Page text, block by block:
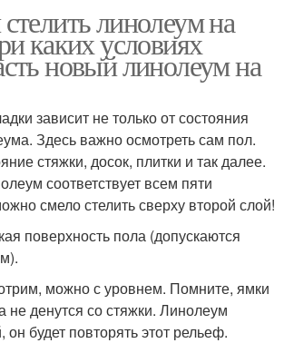
линолеум на
каких условиях
новый линолеум на
зависит не только от состояния
Здесь важно осмотреть сам пол.
стяжки, досок, плитки и так далее.
соответствует всем пяти
смело стелить сверху второй слой!
поверхность пола (допускаются
можно с уровнем. Помните, ямки
не денутся со стяжки. Линолеум
он будет повторять этот рельеф.